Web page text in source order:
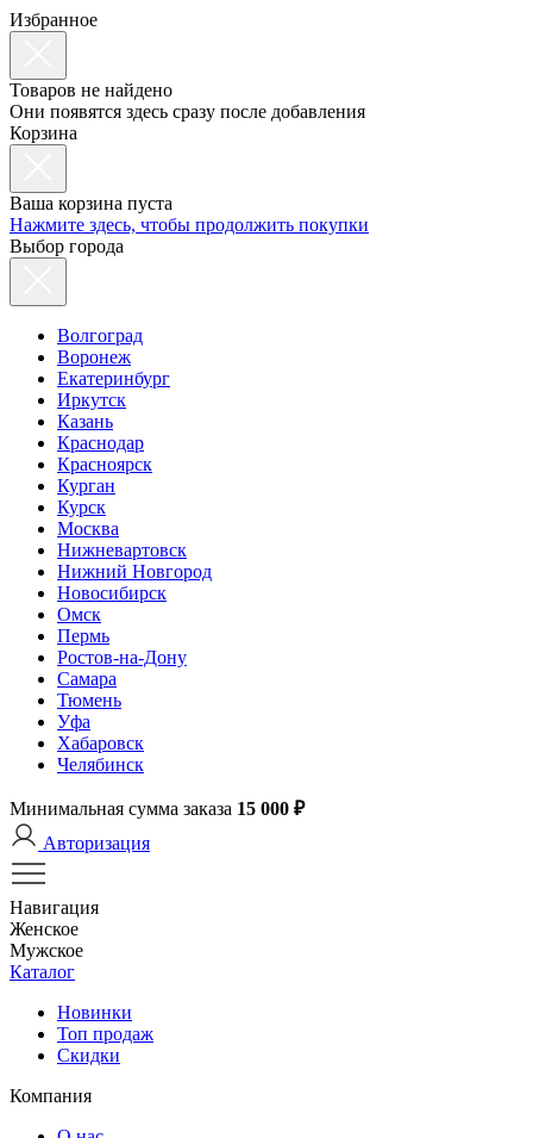
Избранное
Товаров не найдено
Они появятся здесь сразу после добавления
Корзина
Ваша корзина пуста
Нажмите здесь, чтобы продолжить покупки
Выбор города
Волгоград
Воронеж
Екатеринбург
Иркутск
Казань
Краснодар
Красноярск
Курган
Курск
Москва
Нижневартовск
Нижний Новгород
Новосибирск
Омск
Пермь
Ростов-на-Дону
Самара
Тюмень
Уфа
Хабаровск
Челябинск
Минимальная сумма заказа 15 000 ₽
Авторизация
Навигация
Женское
Мужское
Каталог
Новинки
Топ продаж
Скидки
Компания